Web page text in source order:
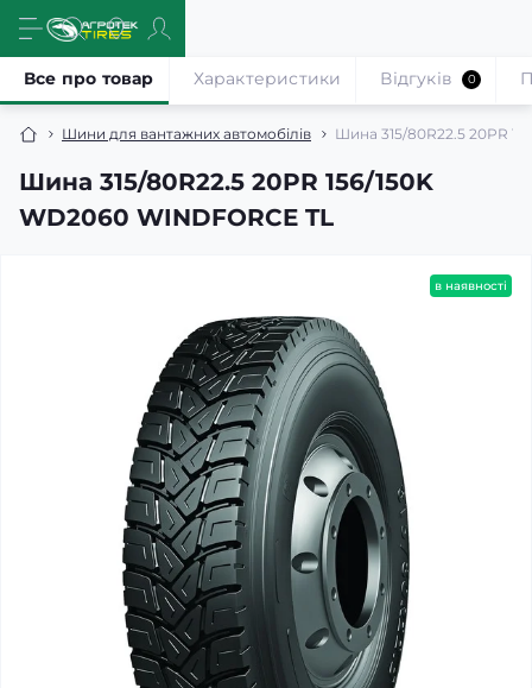
Шини для вантажних автомобілів Шина 315/80R22.5 20PR
Шина 315/80R22.5 20PR 156/150K
WD2060 WINDFORCE TL
Все про товар Характеристики Відгуків 0
в наявності